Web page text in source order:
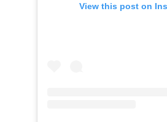
View this post on